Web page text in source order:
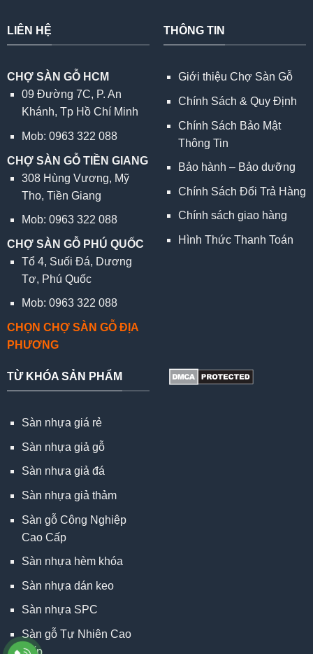
LIÊN HỆ
CHỢ SÀN GỖ HCM
09 Đường 7C, P. An
Khánh, Tp Hồ Chí Minh
Mob: 0963 322 088
CHỢ SÀN GỖ TIỀN GIANG
308 Hùng Vương, Mỹ
Tho, Tiền Giang
Mob: 0963 322 088
CHỢ SÀN GỖ PHÚ QUỐC
Tổ 4, Suối Đá, Dương
Tơ, Phú Quốc
Mob: 0963 322 088
CHỌN CHỢ SÀN GỖ ĐỊA
PHƯƠNG
THÔNG TIN
Giới thiệu Chợ Sàn Gỗ
Chính Sách & Quy Định
Chính Sách Bảo Mật
Thông Tin
Bảo hành – Bảo dưỡng
Chính Sách Đổi Trả Hàng
Chính sách giao hàng
Hình Thức Thanh Toán
TỪ KHÓA SẢN PHẨM
Sàn nhựa giá rẻ
Sàn nhựa giả gỗ
Sàn nhựa giả đá
Sàn nhựa giả thảm
Sàn gỗ Công Nghiệp
Cao Cấp
Sàn nhựa hèm khóa
Sàn nhựa dán keo
Sàn nhựa SPC
Sàn gỗ Tự Nhiên Cao
Cấp